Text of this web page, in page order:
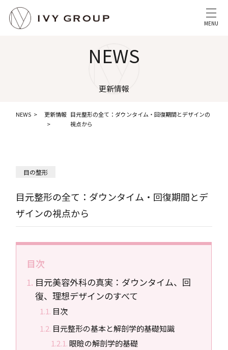
MENU
NEWS
更新情報
NEWS 更新情報 目元整形の全て：ダウンタイム・回復期間とデザインの
視点から
目の整形
目元整形の全て：ダウンタイム・回復期間とデ
ザインの視点から
目次
目元美容外科の真実：ダウンタイム、回
復、理想デザインのすべて
目次
目元整形の基本と解剖学的基礎知識
眼瞼の解剖学的基礎